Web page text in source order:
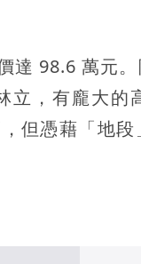
達 98.6 萬元
立，有龐大的
但憑藉「地段